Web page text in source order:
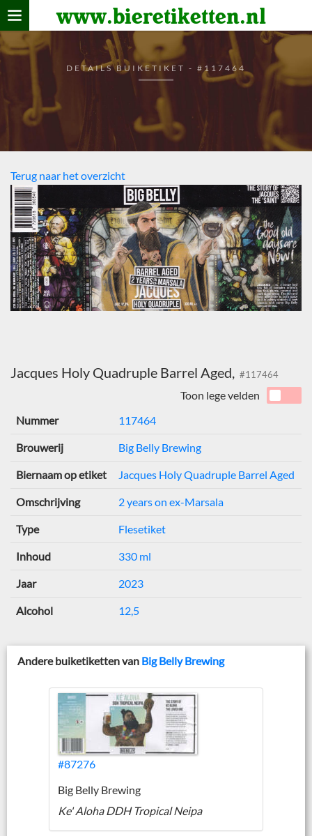
www.bieretiketten.nl
Home
verzamelen
De bierkaart
Bezoekers
DETAILS BUIKETIKET - #117464
Terug naar het overzicht
Jacques Holy Quadruple Barrel Aged, #117464
Toon lege velden
Nummer
117464
Brouwerij Big Belly Brewing
Biernaam op etiket Jacques Holy Quadruple Barrel Aged
Omschrijving 2 years on ex-Marsala
Type Flesetiket
Inhoud 330 ml
Jaar 2023
Alcohol 12,5
Andere buiketiketten van Big Belly Brewing
#87276
Big Belly Brewing
Ke' Aloha DDH Tropical Neipa